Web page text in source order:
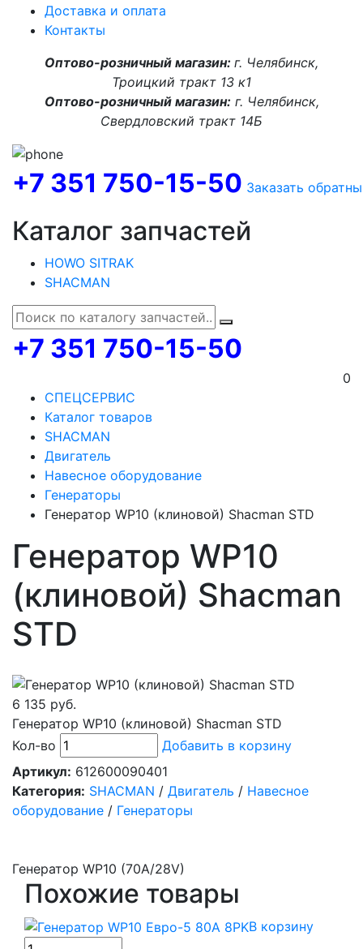
Доставка и оплата
Контакты
Оптово-розничный магазин: г. Челябинск,
Троицкий тракт 13 к1
Оптово-розничный магазин:г. Челябинск,
Свердловский тракт 14Б
+7 351 750-15-50 Заказать
Каталог запчастей
HOWO SITRAK
SHACMAN
+7 351 750-15-50
0
СПЕЦСЕРВИС
Каталог товаров
SHACMAN
Двигатель
Навесное оборудование
Генераторы
Генератор WP10 (клиновой) Shacman STD
Генератор WP10
(клиновой) Shacman
STD
6 135 руб.
Генератор WP10 (клиновой) Shacman STD
Кол-во
Добавить в корзину
Артикул: 612600090401
Категория: SHACMAN / Двигатель / Навесное
оборудование / Генераторы
Генератор WP10 (70A/28V)
Похожие товары
В корзину